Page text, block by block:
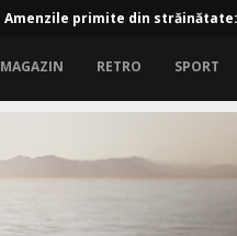
Amenzile primite din
MAGAZIN RETRO SPORT